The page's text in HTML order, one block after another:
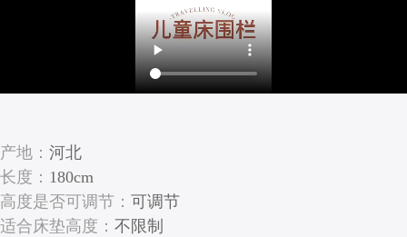
产地： 河北
长度： 180cm
高度是否可调节： 可调节
适合床垫高度： 不限制